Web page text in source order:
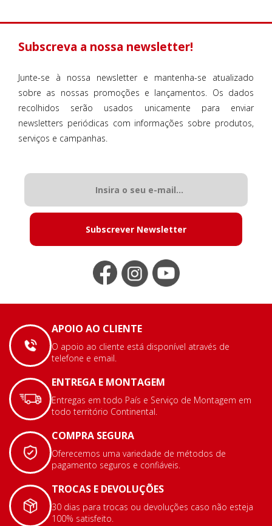
Subscreva a nossa newsletter!
Junte-se à nossa newsletter e mantenha-se atualizado
sobre as nossas promoções e lançamentos. Os dados
recolhidos serão usados unicamente para enviar
newsletters periódicas com informações sobre produtos,
serviços e campanhas.
Subscrever Newsletter
APOIO AO CLIENTE
O apoio ao cliente está disponível através de
telefone e email.
ENTREGA E MONTAGEM
Entregas em todo País e Serviço de Montagem em
todo território Continental.
COMPRA SEGURA
Oferecemos uma variedade de métodos de
pagamento seguros e confiáveis.
TROCAS E DEVOLUÇÕES
30 dias para trocas ou devoluções caso não esteja
100% satisfeito.